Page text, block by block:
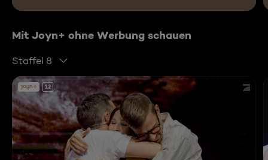
Mit Joyn+ ohne Werbung schauen
Staffel 8
12